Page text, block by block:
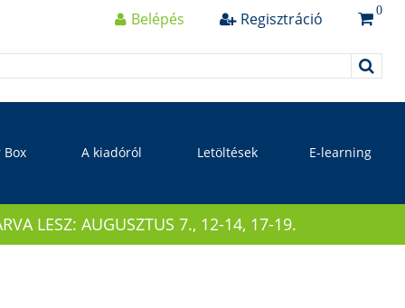
Belépés Regisztráció 0
Box A kiadóról Letöltések E-learning
LESZ: AUGUSZTUS 7., 12-14, 17-19.